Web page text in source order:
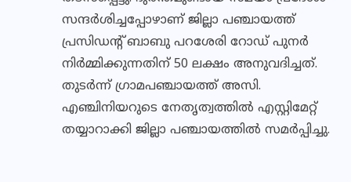
സന്ദര്‍ശിച്ചപ്പോഴാണ് ജില്ലാ പഞ്ചായത്ത്
പ്രസിഡന്റ് ബാബു പറശേരി റോഡ് പുനര്‍
നിര്‍മ്മിക്കുന്നതിന് 50 ലക്ഷം അനുവദിച്ചത്.
തുടര്‍ന്ന് ഗ്രാമപഞ്ചായത്ത് അസി.
എഞ്ചിനിയറുടെ നേതൃത്വത്തില്‍ എസ്റ്റിമേറ്റ്
തയ്യാറാക്കി ജില്ലാ പഞ്ചായത്തില്‍ സമര്‍പ്പിച്ചു.